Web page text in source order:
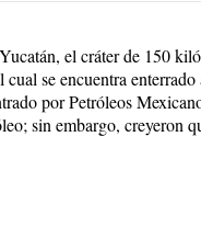
el cráter de 150
se encuentra
por Petróleos
sin embargo, creyeron